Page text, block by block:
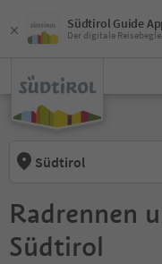
Südtirol Guide
Der digitale
Südtirol
Radrennen
Südtirol